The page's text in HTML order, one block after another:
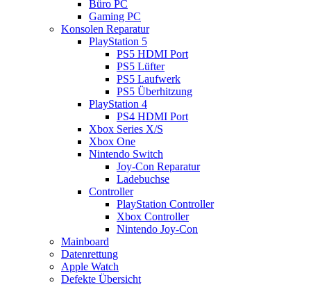
Büro PC
Gaming PC
Konsolen Reparatur
PlayStation 5
PS5 HDMI Port
PS5 Lüfter
PS5 Laufwerk
PS5 Überhitzung
PlayStation 4
PS4 HDMI Port
Xbox Series X/S
Xbox One
Nintendo Switch
Joy-Con Reparatur
Ladebuchse
Controller
PlayStation Controller
Xbox Controller
Nintendo Joy-Con
Mainboard
Datenrettung
Apple Watch
Defekte Übersicht